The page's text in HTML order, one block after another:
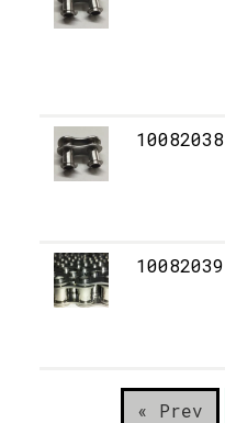
10082038
10082039
« Prev